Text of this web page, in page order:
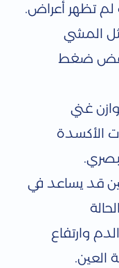
لم تظهر أعراض.
المشي
خفض ضغط
غني
الأكسدة
قد يساعد في
وارتفاع
العين.